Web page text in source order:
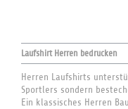
Laufshirt Herren bedrucken
Herren Laufshirts
Sportlers sondern
Ein klassisches Herren